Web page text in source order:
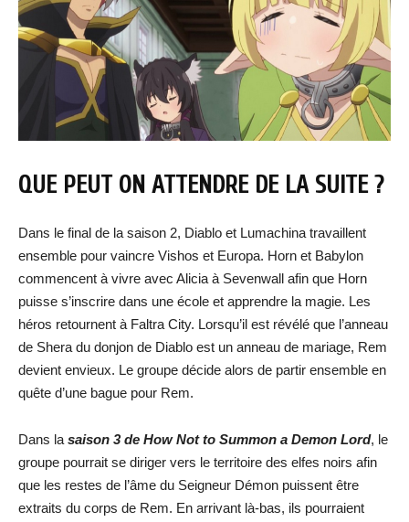
QUE PEUT ON ATTENDRE DE LA SUITE ?
Dans le final de la saison 2, Diablo et Lumachina travaillent
ensemble pour vaincre Vishos et Europa. Horn et Babylon
commencent à vivre avec Alicia à Sevenwall afin que Horn
puisse s’inscrire dans une école et apprendre la magie. Les
héros retournent à Faltra City. Lorsqu’il est révélé que l’anneau
de Shera du donjon de Diablo est un anneau de mariage, Rem
devient envieux. Le groupe décide alors de partir ensemble en
quête d’une bague pour Rem.
Dans la saison 3 de How Not to Summon a Demon Lord, le
groupe pourrait se diriger vers le territoire des elfes noirs afin
que les restes de l’âme du Seigneur Démon puissent être
extraits du corps de Rem. En arrivant là-bas, ils pourraient